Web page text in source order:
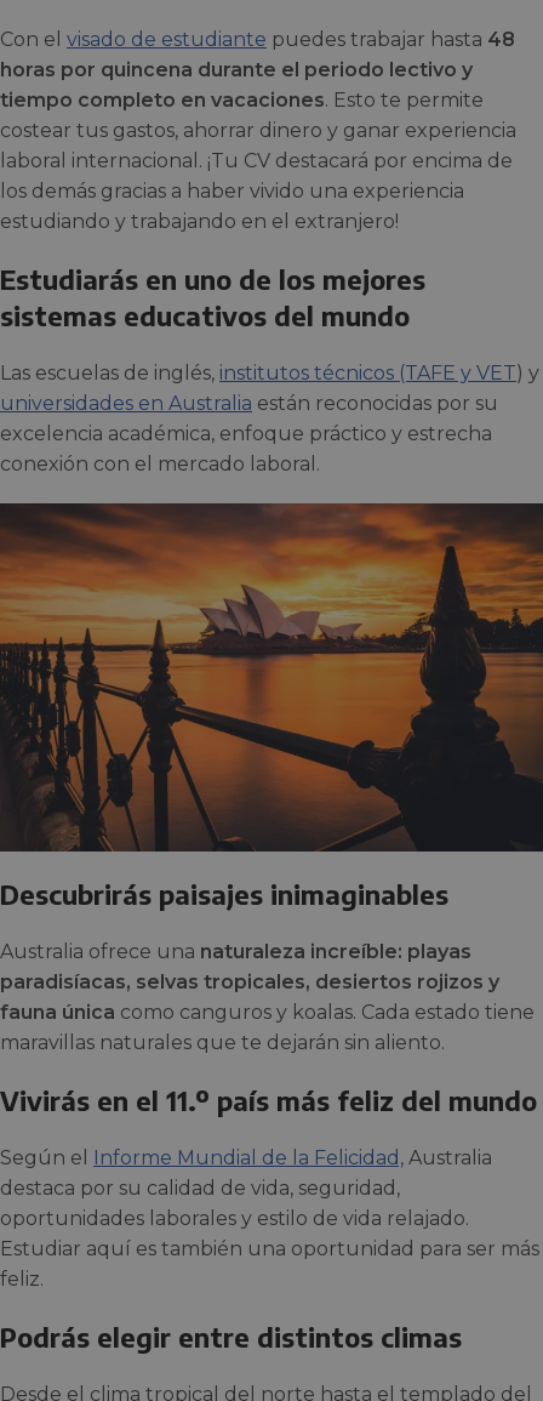
Con el visado de estudiante puedes trabajar hasta 48
horas por quincena durante el periodo lectivo y
tiempo completo en vacaciones. Esto te permite
costear tus gastos, ahorrar dinero y ganar experiencia
laboral internacional. ¡Tu CV destacará por encima de
los demás gracias a haber vivido una experiencia
estudiando y trabajando en el extranjero!
Estudiarás en uno de los mejores
sistemas educativos del mundo
Las escuelas de inglés, institutos técnicos (TAFE y VET) y
universidades en Australia están reconocidas por su
excelencia académica, enfoque práctico y estrecha
conexión con el mercado laboral.
Descubrirás paisajes inimaginables
Australia ofrece una naturaleza increíble: playas
paradisíacas, selvas tropicales, desiertos rojizos y
fauna única como canguros y koalas. Cada estado tiene
maravillas naturales que te dejarán sin aliento.
Vivirás en el 11.º país más feliz del mundo
Según el Informe Mundial de la Felicidad, Australia
destaca por su calidad de vida, seguridad,
oportunidades laborales y estilo de vida relajado.
Estudiar aquí es también una oportunidad para ser más
feliz.
Podrás elegir entre distintos climas
Desde el clima tropical del norte hasta el templado del